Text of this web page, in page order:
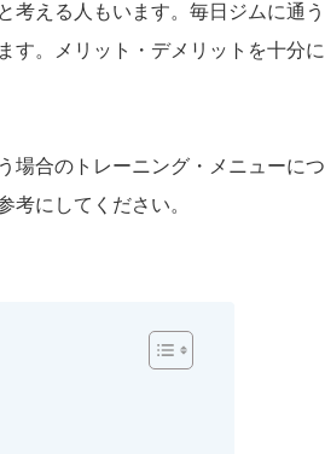
考える人もいます。毎日ジムに通う
す。メリット・デメリットを十分に
場合のトレーニング・メニューにつ
考にしてください。